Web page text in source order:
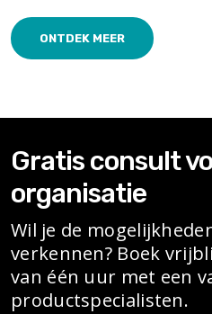
ONTDEK MEER
Gratis consult
organisatie
Wil je de
verkennen? Boek
van één uur met een
productspecialisten.